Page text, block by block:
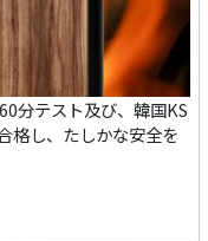
分テスト及び、韓国KS
格し、たしかな安全を